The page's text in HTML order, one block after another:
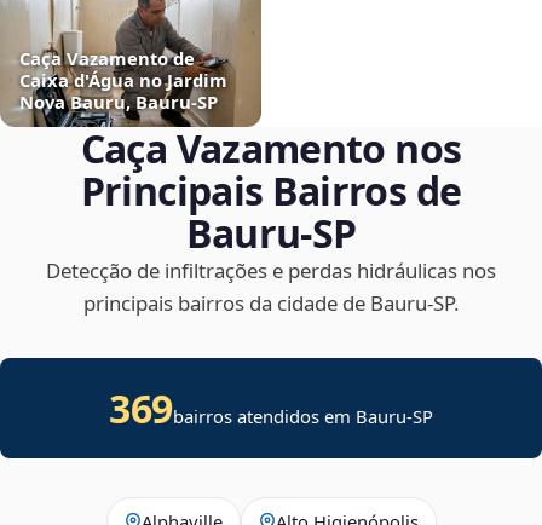
Caça Vazamento de
Caixa d'Água no Jardim
Nova Bauru, Bauru‑SP
Caça Vazamento nos
Principais Bairros de
Bauru‑SP
Detecção de infiltrações e perdas hidráulicas nos
principais bairros da cidade de Bauru‑SP.
369bairros atendidos em Bauru-SP